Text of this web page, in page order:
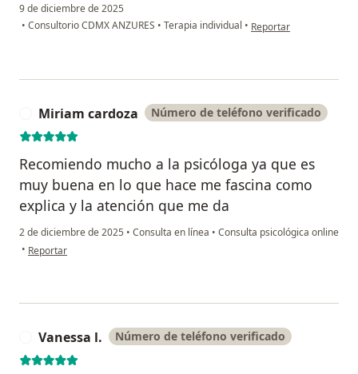
9 de diciembre de 2025
• Consultorio CDMX ANZURES • Terapia individual • en opinión del usuario
Reportar
Miriam cardoza Número de teléfono verificado
Recomiendo mucho a la psicóloga ya que es
muy buena en lo que hace me fascina como
explica y la atención que me da
2 de diciembre de 2025 • Consulta en línea • Consulta psicológica online
• en opinión del usuario Miriam cardoza
Reportar
Vanessa l. Número de teléfono verificado